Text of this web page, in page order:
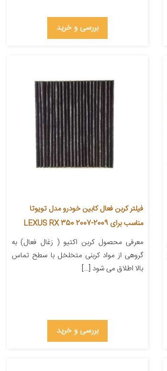
بررسی و خرید
فیلتر کربن فعال کابین خودرو مدل تویوتا
مناسب برای LEXUS RX 350 2007-2009
معرفی محصول کربن اکتیو ( زغال فعال) به
گروهی از مواد کربنی متخلخل با سطح تماس
بالا اطلاق می شود […]
بررسی و خرید